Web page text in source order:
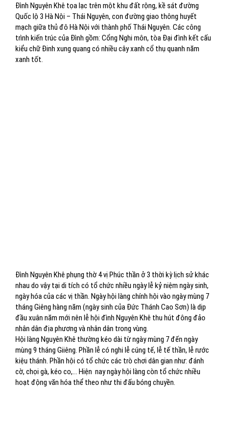
Đình Nguyên Khê tọa lạc trên một khu đất rộng, kề sát đường
Quốc lộ 3 Hà Nội – Thái Nguyên, con đường giao thông huyết
mạch giữa thủ đô Hà Nội với thành phố Thái Nguyên. Các công
trình kiến trúc của Đình gồm: Cổng Nghi môn, tòa Đại đình kết cấu
kiểu chữ Đinh xung quang có nhiều cây xanh cổ thụ quanh năm
xanh tốt.
Đình Nguyên Khê phụng thờ 4 vị Phúc thần ở 3 thời kỳ lịch sử khác
nhau do vậy tại di tích có tổ chức nhiều ngày lễ kỷ niệm ngày sinh,
ngày hóa của các vị thần. Ngày hội làng chính hội vào ngày mùng 7
tháng Giêng hàng năm (ngày sinh của Đức Thánh Cao Sơn) là dịp
đầu xuân năm mới nên lễ hội đình Nguyên Khê thu hút đông đảo
nhân dân địa phương và nhân dân trong vùng.
Hội làng Nguyên Khê thường kéo dài từ ngày mùng 7 đến ngày
mùng 9 tháng Giiêng. Phần lễ có nghi lễ cúng tế, lễ tế thần, lễ rước
kiệu thánh. Phần hội có tổ chức các trò chơi dân gian như: đánh
cờ, chọi gà, kéo co,… Hiện nay ngày hội làng còn tổ chức nhiều
hoạt động văn hóa thể theo như thi đấu bóng chuyền.